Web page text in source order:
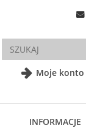
Moje konto
INFORMACJE